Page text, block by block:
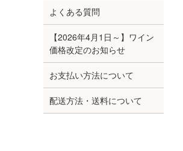
よくある質問
【2026年4月1日～】ワイン
価格改定のお知らせ
お支払い方法について
配送方法・送料について